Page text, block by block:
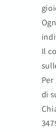
Il
di